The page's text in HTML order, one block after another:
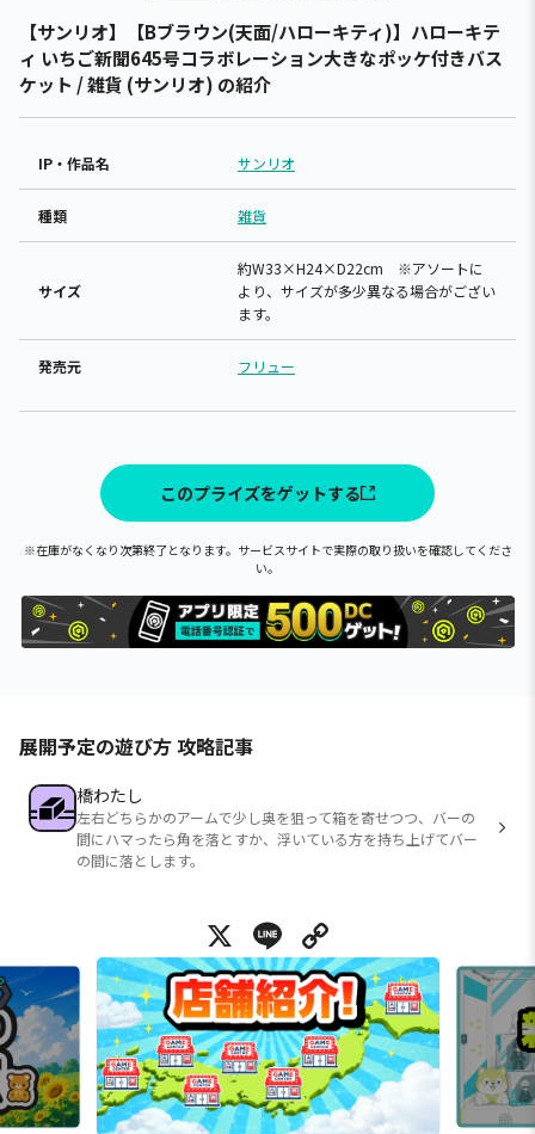
【サンリオ】【Bブラウン(天面/ハローキティ)】ハローキテ
ィ いちご新聞645号コラボレーション大きなポッケ付きバス
ケット / 雑貨 (サンリオ) の紹介
IP・作品名 サンリオ
種類 雑貨
サイズ
約W33×H24×D22cm ※アソートに
より、サイズが多少異なる場合がござい
ます。
発売元 フリュー
このプライズをゲットする
※在庫がなくなり次第終了となります。サービスサイトで実際の取り扱いを確認してくださ
い。
展開予定の遊び方 攻略記事
橋わたし
左右どちらかのアームで少し奥を狙って箱を寄せつつ、バーの
間にハマったら角を落とすか、浮いている方を持ち上げてバー
の間に落とします。
X Line